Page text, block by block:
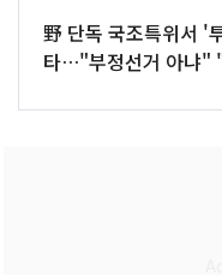
野 단독 국조특위서 '
타…"부정선거 아냐"